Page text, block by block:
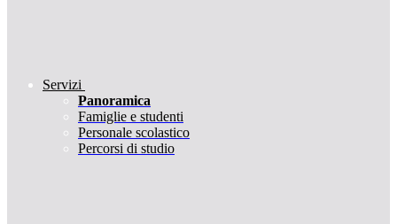
Servizi
Panoramica
Famiglie e studenti
Personale scolastico
Percorsi di studio